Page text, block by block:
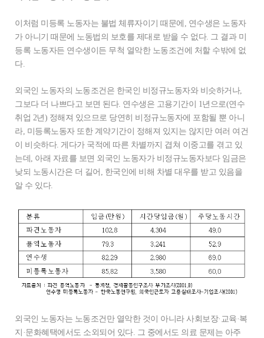
이처럼 미등록 노동자는 불법 체류자이기 때문에, 연수생은 노동자
가 아니기 때문에 노동법의 보호를 제대로 받을 수 없다. 그 결과 미
등록 노동자든 연수생이든 무척 열악한 노동조건에 처할 수밖에 없
다.
외국인 노동자의 노동조건은 한국인 비정규노동자와 비슷하거나,
그보다 더 나쁘다고 보면 된다. 연수생은 고용기간이 1년으로(연수
취업 2년) 정해져 있으므로 당연히 비정규노동자에 포함될 뿐 아니
라, 미등록노동자 또한 계약기간이 정해져 있지는 않지만 여러 여건
이 비슷하다. 게다가 국적에 따른 차별까지 겹쳐 이중고를 겪고 있
는데, 아래 자료를 보면 외국인 노동자가 비정규노동자보다 임금은
낮되 노동시간은 더 길어, 한국인에 비해 차별 대우를 받고 있음을
알 수 있다.
외국인 노동자는 노동조건만 열악한 것이 아니라 사회보장·교육·복
지·문화혜택에서도 소외되어 있다. 그 중에서도 의료 문제는 아주